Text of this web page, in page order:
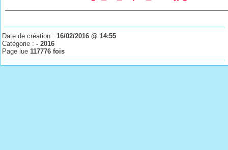
Date de création : 16/02/2016 @ 14:55
Catégorie :- 2016
Page lue 117776 fois